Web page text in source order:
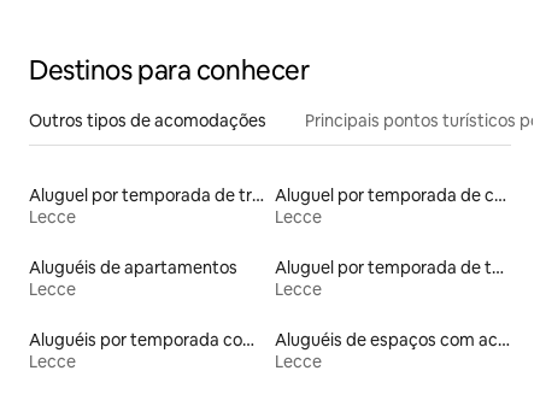
Destinos para conhecer
Outros tipos de acomodações Principais pontos turísticos
Aluguel por temporada de trullo
Lecce
Aluguel por temporada de casas de veraneio
Lecce
Aluguéis de apartamentos
Lecce
Aluguel por temporada de townhouses
Lecce
Aluguéis por temporada com caiaque
Lecce
Aluguéis de espaços com acesso direto a pistas de esqui
Lecce